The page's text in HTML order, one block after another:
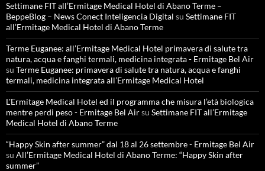
Settimane FIT all’Ermitage Medical Hotel di Abano Terme –
BeppeBlog – News Conect Inteligencia Digital su Settimane FIT
all’Ermitage Medical Hotel di Abano Terme
Terme Euganee: all’Ermitage Medical Hotel primavera di salute tra
natura, acqua e fanghi termali, medicina integrata - Ermitage Bel Air
su Terme Euganee: primavera di salute tra natura, acqua e fanghi
termali, medicina integrata all’Ermitage Medical Hotel
L'Ermitage Medical Hotel ed il programma che misura l’età biologica
mentre perdi peso - Ermitage Bel Airsu Settimane FIT all’Ermitage
Medical Hotel di Abano Terme
“Happy Skin after summer” dal 18 al 26 settembre - Ermitage Bel Air
su All’Ermitage Medical Hotel di Abano Terme: “Happy Skin after
summer”